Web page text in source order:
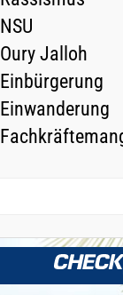
NSU
Oury Jalloh
Einbürgerung
Einwanderung